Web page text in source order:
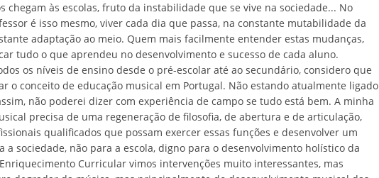
chegam às escolas, fruto da instabilidade que se vive na sociedade... No
é isso mesmo, viver cada dia que passa, na constante mutabilidade da
adaptação ao meio. Quem mais facilmente entender estas mudanças,
tudo o que aprendeu no desenvolvimento e sucesso de cada aluno.
os níveis de ensino desde o pré-escolar até ao secundário, considero que
o conceito de educação musical em Portugal. Não estando atualmente ligado
não poderei dizer com experiência de campo se tudo está bem. A minha
precisa de uma regeneração de filosofia, de abertura e de articulação,
qualificados que possam exercer essas funções e desenvolver um
a sociedade, não para a escola, digno para o desenvolvimento holístico da
Curricular vimos intervenções muito interessantes, mas